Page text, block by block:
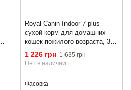
Royal Canin Indoor 7 plus -
сухой корм для домашних
кошек пожилого возраста, 3,5
кг
1 226 грн 1 635 грн
Нет в наличии
Фасовка